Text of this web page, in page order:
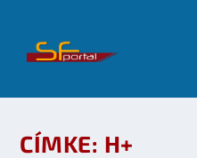
CÍMKE: H+